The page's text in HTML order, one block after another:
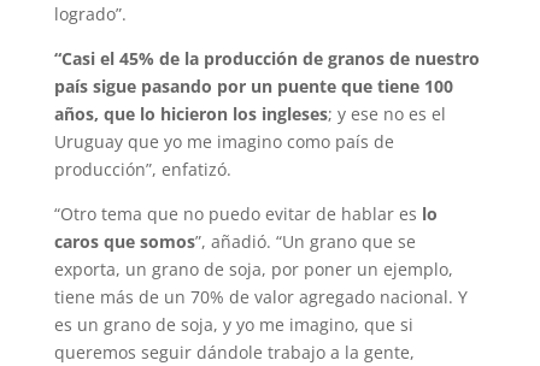
logrado”.
“Casi el 45% de la producción de granos de nuestro
país sigue pasando por un puente que tiene 100
años, que lo hicieron los ingleses; y ese no es el
Uruguay que yo me imagino como país de
producción”, enfatizó.
“Otro tema que no puedo evitar de hablar es lo
caros que somos”, añadió. “Un grano que se
exporta, un grano de soja, por poner un ejemplo,
tiene más de un 70% de valor agregado nacional. Y
es un grano de soja, y yo me imagino, que si
queremos seguir dándole trabajo a la gente,